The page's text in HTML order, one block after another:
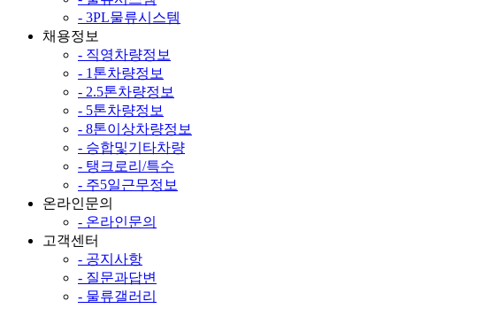
- 3PL물류시스템
채용정보
- 직영차량정보
- 1톤차량정보
- 2.5톤차량정보
- 5톤차량정보
- 8톤이상차량정보
- 승합및기타차량
- 탱크로리/특수
- 주5일근무정보
온라인문의
- 온라인문의
고객센터
- 공지사항
- 질문과답변
- 물류갤러리